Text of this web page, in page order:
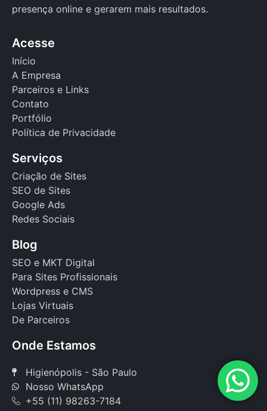
presença online e gerarem mais resultados.
Acesse
Início
A Empresa
Parceiros e Links
Contato
Portfólio
Política de Privacidade
Serviços
Criação de Sites
SEO de Sites
Google Ads
Redes Sociais
Blog
SEO e MKT Digital
Para Sites Profissionais
Wordpress e CMS
Lojas Virtuais
De Parceiros
Onde Estamos
Higienópolis - São Paulo
Nosso WhatsApp
+55 (11) 98263-7184